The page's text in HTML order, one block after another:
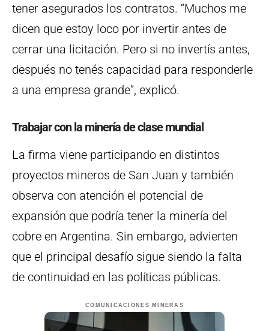
tener asegurados los contratos. “Muchos me
dicen que estoy loco por invertir antes de
cerrar una licitación. Pero si no invertís antes,
después no tenés capacidad para responderle
a una empresa grande”, explicó.
Trabajar con la minería de clase mundial
La firma viene participando en distintos
proyectos mineros de San Juan y también
observa con atención el potencial de
expansión que podría tener la minería del
cobre en Argentina. Sin embargo, advierten
que el principal desafío sigue siendo la falta
de continuidad en las políticas públicas.
COMUNICACIONES MINERAS